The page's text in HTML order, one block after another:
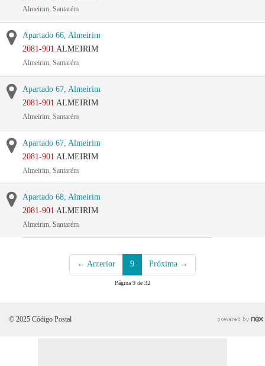
Almeirim, Santarém
Apartado 66, Almeirim
2081-901 ALMEIRIM
Almeirim, Santarém
Apartado 67, Almeirim
2081-901 ALMEIRIM
Almeirim, Santarém
Apartado 67, Almeirim
2081-901 ALMEIRIM
Almeirim, Santarém
Apartado 68, Almeirim
2081-901 ALMEIRIM
Almeirim, Santarém
← Anterior 9 Próxima →
Página 9 de 32
© 2025 Código Postal